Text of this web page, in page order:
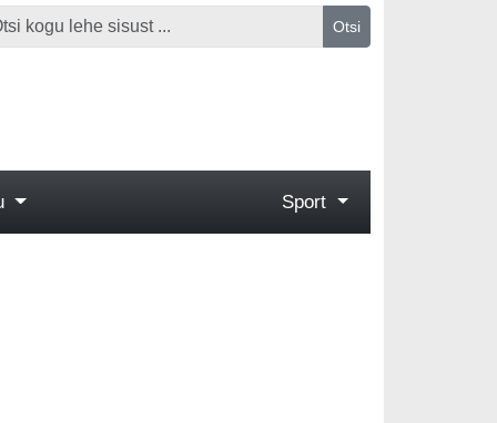
Otsi
Sport